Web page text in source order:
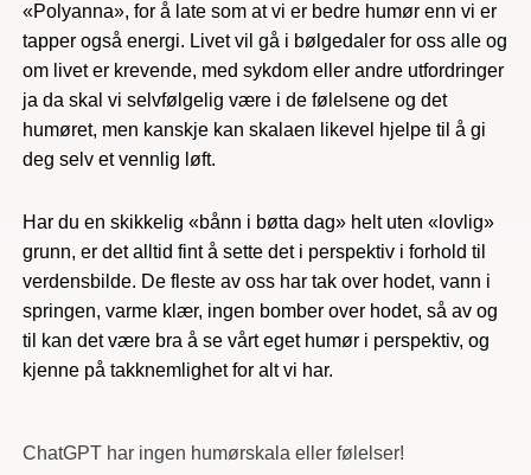
«Polyanna», for å late som at vi er bedre humør enn vi er
tapper også energi. Livet vil gå i bølgedaler for oss alle og
om livet er krevende, med sykdom eller andre utfordringer
ja da skal vi selvfølgelig være i de følelsene og det
humøret, men kanskje kan skalaen likevel hjelpe til å gi
deg selv et vennlig løft.
Har du en skikkelig «bånn i bøtta dag» helt uten «lovlig»
grunn, er det alltid fint å sette det i perspektiv i forhold til
verdensbilde. De fleste av oss har tak over hodet, vann i
springen, varme klær, ingen bomber over hodet, så av og
til kan det være bra å se vårt eget humør i perspektiv, og
kjenne på takknemlighet for alt vi har.
ChatGPT har ingen humørskala eller følelser!